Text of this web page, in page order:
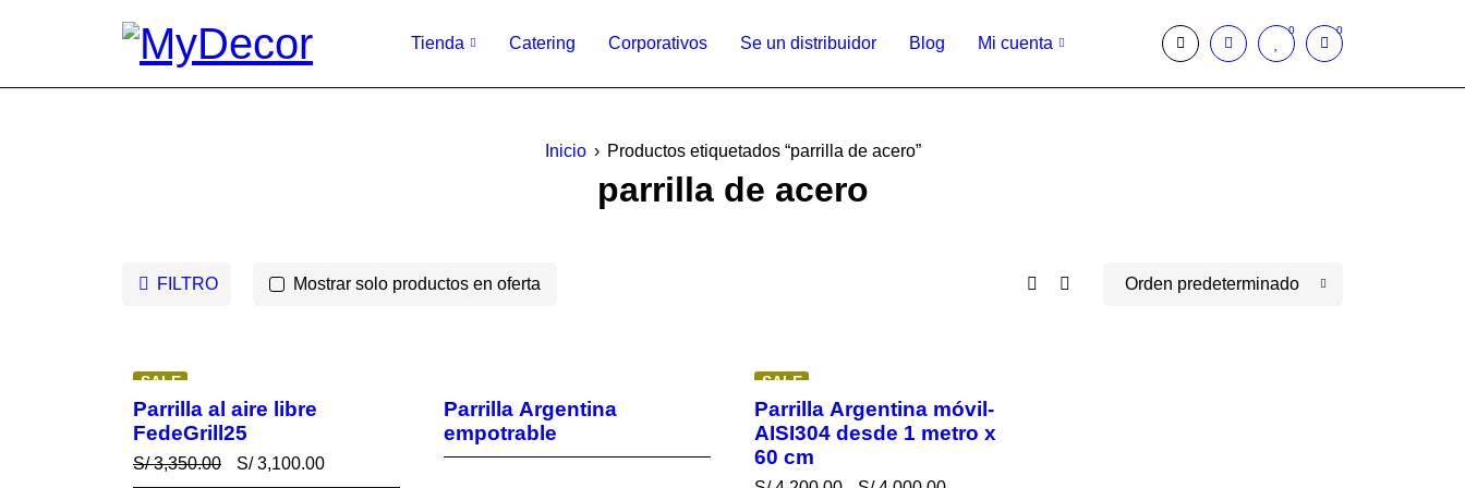
Tienda Catering Corporativos Se un distribuidor Blog Mi cuenta
0 0
Inicio › Productos etiquetados “parrilla de acero”
parrilla de acero
FILTRO Orden predeterminado
Mostrar solo productos en oferta
SALE
Parrilla al aire libre
FedeGrill25
S/3,350.00 S/3,100.00
Parrilla Argentina
empotrable
SALE
Parrilla Argentina móvil-
AISI304 desde 1 metro x
60 cm